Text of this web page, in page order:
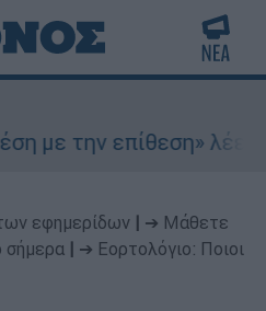
με την επίθεση» λέει
εφημερίδων
➔ Μάθετε
σήμερα
➔ Εορτολόγιο: Ποιοι